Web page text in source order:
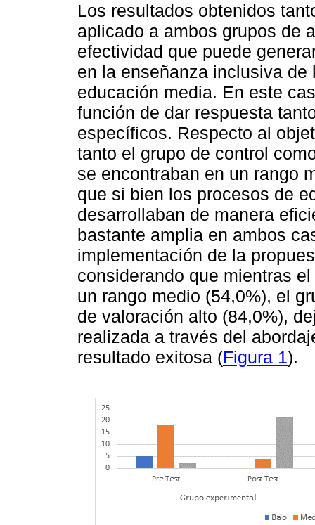
Los resultados obtenidos
aplicado a ambos grupos de
efectividad que puede
en la enseñanza inclusiva
educación media. En este
función de dar respuesta
específicos. Respecto al
tanto el grupo de control
se encontraban en un rango
que si bien los procesos de
desarrollaban de manera
bastante amplia en ambos
implementación de la
considerando que mientras
un rango medio (54,0%), el
de valoración alto (84,0%),
realizada a través del
resultado exitosa (Figura 1).